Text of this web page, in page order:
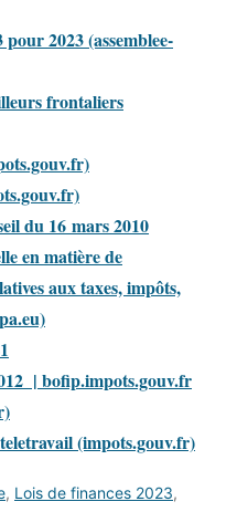
2023 (assemblee-
frontaliers
du 16 mars 2010
en matière de
aux taxes, impôts,
| bofip.impots.gouv.fr
(impots.gouv.fr)
, Lois de finances 2023,